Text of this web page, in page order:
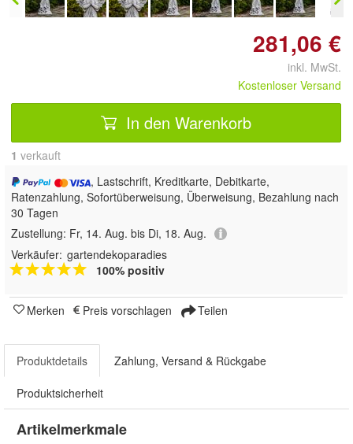
281,06 €
inkl. MwSt.
Kostenloser Versand
In den Warenkorb
1 verkauft
, Lastschrift, Kreditkarte, Debitkarte,
Ratenzahlung, Sofortüberweisung, Überweisung, Bezahlung nach
30 Tagen
Zustellung: Fr, 14. Aug. bis Di, 18. Aug.
Verkäufer: gartendekoparadies
100% positiv
Merken Preis vorschlagen Teilen
Produktdetails Zahlung, Versand & Rückgabe
Produktsicherheit
Artikelmerkmale